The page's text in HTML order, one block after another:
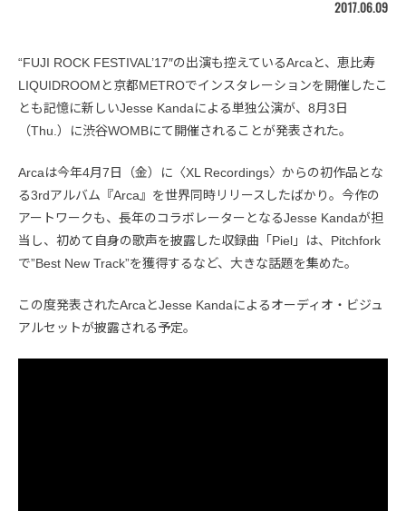
2017.06.09
“FUJI ROCK FESTIVAL’17″の出演も控えているArcaと、恵比寿
LIQUIDROOMと京都METROでインスタレーションを開催したこ
とも記憶に新しいJesse Kandaによる単独公演が、8月3日
（Thu.）に渋谷WOMBにて開催されることが発表された。
Arcaは今年4月7日（金）に〈XL Recordings〉からの初作品とな
る3rdアルバム『Arca』を世界同時リリースしたばかり。今作の
アートワークも、長年のコラボレーターとなるJesse Kandaが担
当し、初めて自身の歌声を披露した収録曲「Piel」は、Pitchfork
で”Best New Track”を獲得するなど、大きな話題を集めた。
この度発表されたArcaとJesse Kandaによるオーディオ・ビジュ
アルセットが披露される予定。